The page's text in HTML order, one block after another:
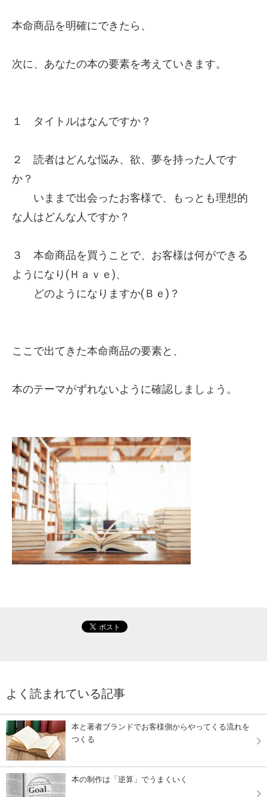
本命商品を明確にできたら、
次に、あなたの本の要素を考えていきます。
１ タイトルはなんですか？
２ 読者はどんな悩み、欲、夢を持った人です
か？
いままで出会ったお客様で、もっとも理想的
な人はどんな人ですか？
３ 本命商品を買うことで、お客様は何ができる
ようになり(Ｈａｖｅ)、
どのようになりますか(Ｂｅ)？
ここで出てきた本命商品の要素と、
本のテーマがずれないように確認しましょう。
よく読まれている記事
本と著者ブランドでお客様側からやってくる流れを
つくる
本の制作は「逆算」でうまくいく